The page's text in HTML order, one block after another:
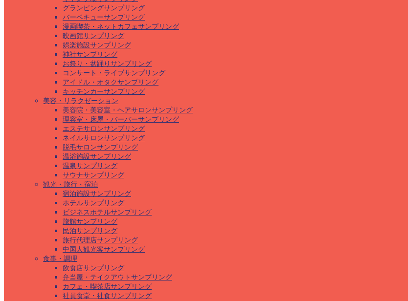
グランピングサンプリング
バーベキューサンプリング
漫画喫茶・ネットカフェサンプリング
映画館サンプリング
娯楽施設サンプリング
神社サンプリング
お祭り・盆踊りサンプリング
コンサート・ライブサンプリング
アイドル・オタクサンプリング
キッチンカーサンプリング
美容・リラクゼーション
美容院・美容室・ヘアサロンサンプリング
理容室・床屋・バーバーサンプリング
エステサロンサンプリング
ネイルサロンサンプリング
脱毛サロンサンプリング
温浴施設サンプリング
温泉サンプリング
サウナサンプリング
観光・旅行・宿泊
宿泊施設サンプリング
ホテルサンプリング
ビジネスホテルサンプリング
旅館サンプリング
民泊サンプリング
旅行代理店サンプリング
中国人観光客サンプリング
食事・調理
飲食店サンプリング
弁当屋・テイクアウトサンプリング
カフェ・喫茶店サンプリング
社員食堂・社食サンプリング